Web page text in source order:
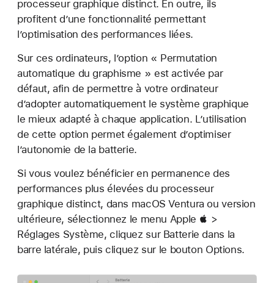
processeur graphique distinct. En outre, ils
profitent d’une fonctionnalité permettant
l’optimisation des performances liées.
Sur ces ordinateurs, l’option « Permutation
automatique du graphisme » est activée par
défaut, afin de permettre à votre ordinateur
d’adopter automatiquement le système graphique
le mieux adapté à chaque application. L’utilisation
de cette option permet également d’optimiser
l’autonomie de la batterie.
Si vous voulez bénéficier en permanence des
performances plus élevées du processeur
graphique distinct, dans macOS Ventura ou version
ultérieure, sélectionnez le menu Apple  >
Réglages Système, cliquez sur Batterie dans la
barre latérale, puis cliquez sur le bouton Options.